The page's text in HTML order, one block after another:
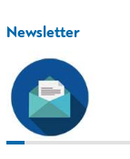
Newsletter